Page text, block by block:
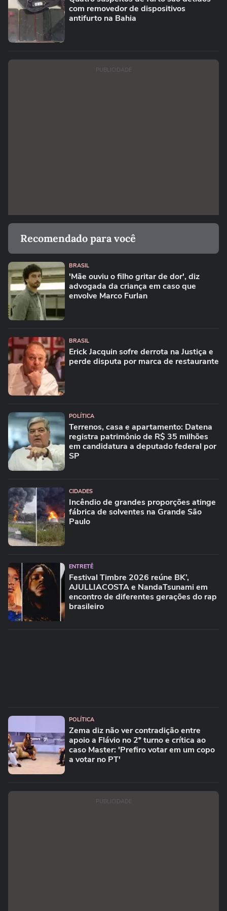
com removedor de dispositivos
antifurto na Bahia
PUBLICIDADE
Recomendado para você
BRASIL
'Mãe ouviu o filho gritar de dor', diz
advogada da criança em caso que
envolve Marco Furlan
BRASIL
Erick Jacquin sofre derrota na Justiça e
perde disputa por marca de restaurante
POLÍTICA
Terrenos, casa e apartamento: Datena
registra patrimônio de R$ 35 milhões
em candidatura a deputado federal por
SP
CIDADES
Incêndio de grandes proporções atinge
fábrica de solventes na Grande São
Paulo
ENTRETÊ
Festival Timbre 2026 reúne BK’,
AJULLIACOSTA e NandaTsunami em
encontro de diferentes gerações do rap
brasileiro
POLÍTICA
Zema diz não ver contradição entre
apoio a Flávio no 2º turno e crítica ao
caso Master: 'Prefiro votar em um copo
a votar no PT'
PUBLICIDADE